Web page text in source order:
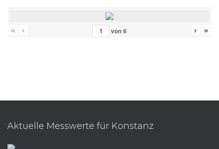
« ‹ von 6 › »
Aktuelle Messwerte für Konstanz